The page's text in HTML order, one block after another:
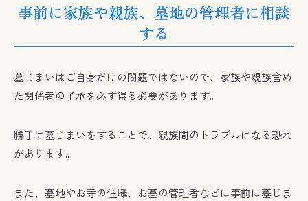
事前に家族や親族、墓地の管理者に相談
する
墓じまいはご自身だけの問題ではないので、家族や親族含め
た関係者の了承を必ず得る必要があります。
勝手に墓じまいをすることで、親族間のトラブルになる恐れ
があります。
また、墓地やお寺の住職、お墓の管理者などに事前に墓じま